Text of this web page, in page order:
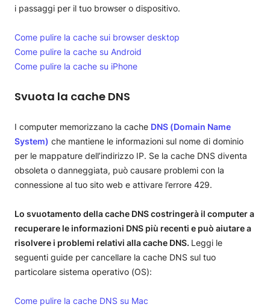
i passaggi per il tuo browser o dispositivo.
Come pulire la cache sui browser desktop
Come pulire la cache su Android
Come pulire la cache su iPhone
Svuota la cache DNS
I computer memorizzano la cache DNS (Domain Name
System) che mantiene le informazioni sul nome di dominio
per le mappature dell’indirizzo IP. Se la cache DNS diventa
obsoleta o danneggiata, può causare problemi con la
connessione al tuo sito web e attivare l’errore 429.
Lo svuotamento della cache DNS costringerà il computer a
recuperare le informazioni DNS più recenti e può aiutare a
risolvere i problemi relativi alla cache DNS. Leggi le
seguenti guide per cancellare la cache DNS sul tuo
particolare sistema operativo (OS):
Come pulire la cache DNS su Mac